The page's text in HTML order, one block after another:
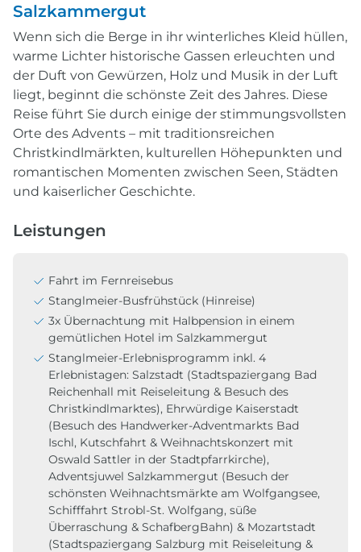
Salzkammergut
Wenn sich die Berge in ihr winterliches Kleid hüllen,
warme Lichter historische Gassen erleuchten und
der Duft von Gewürzen, Holz und Musik in der Luft
liegt, beginnt die schönste Zeit des Jahres. Diese
Reise führt Sie durch einige der stimmungsvollsten
Orte des Advents – mit traditionsreichen
Christkindlmärkten, kulturellen Höhepunkten und
romantischen Momenten zwischen Seen, Städten
und kaiserlicher Geschichte.
Leistungen
Fahrt im Fernreisebus
Stanglmeier-Busfrühstück (Hinreise)
3x Übernachtung mit Halbpension in einem
gemütlichen Hotel im Salzkammergut
Stanglmeier-Erlebnisprogramm inkl. 4
Erlebnistagen: Salzstadt (Stadtspaziergang Bad
Reichenhall mit Reiseleitung & Besuch des
Christkindlmarktes), Ehrwürdige Kaiserstadt
(Besuch des Handwerker-Adventmarkts Bad
Ischl, Kutschfahrt & Weihnachtskonzert mit
Oswald Sattler in der Stadtpfarrkirche),
Adventsjuwel Salzkammergut (Besuch der
schönsten Weihnachtsmärkte am Wolfgangsee,
Schifffahrt Strobl-St. Wolfgang, süße
Überraschung & SchafbergBahn) & Mozartstadt
(Stadtspaziergang Salzburg mit Reiseleitung &